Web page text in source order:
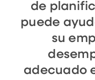
de
puede
su
adecuado